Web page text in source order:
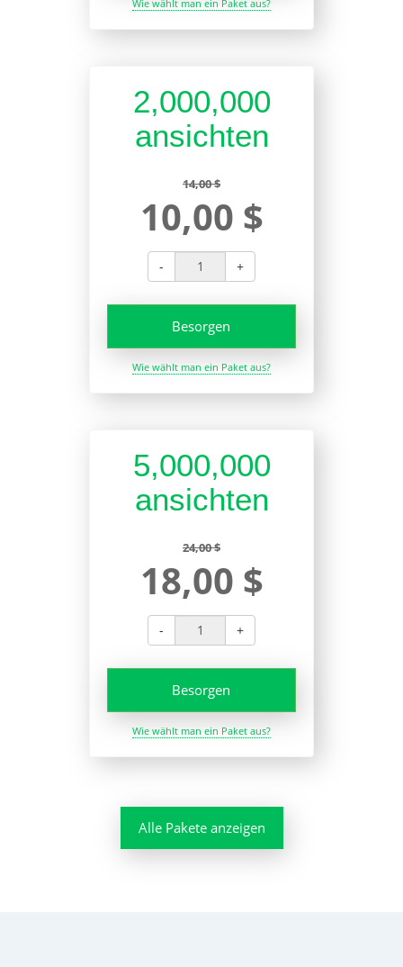
Wie wählt man ein Paket aus?
2,000,000
ansichten
14,00 $
10,00 $
- +
Besorgen
Wie wählt man ein Paket aus?
5,000,000
ansichten
24,00 $
18,00 $
- +
Besorgen
Wie wählt man ein Paket aus?
Alle Pakete anzeigen